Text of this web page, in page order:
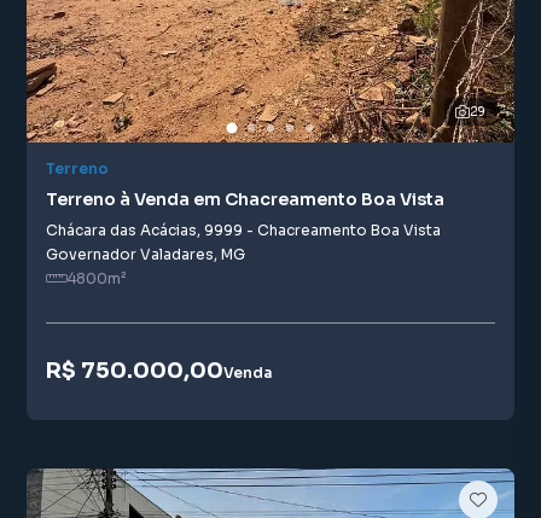
29
Terreno
Terreno à Venda em Chacreamento Boa Vista
Chácara das Acácias, 9999 - Chacreamento Boa Vista
Governador Valadares, MG
4800m²
R$ 750.000,00Venda